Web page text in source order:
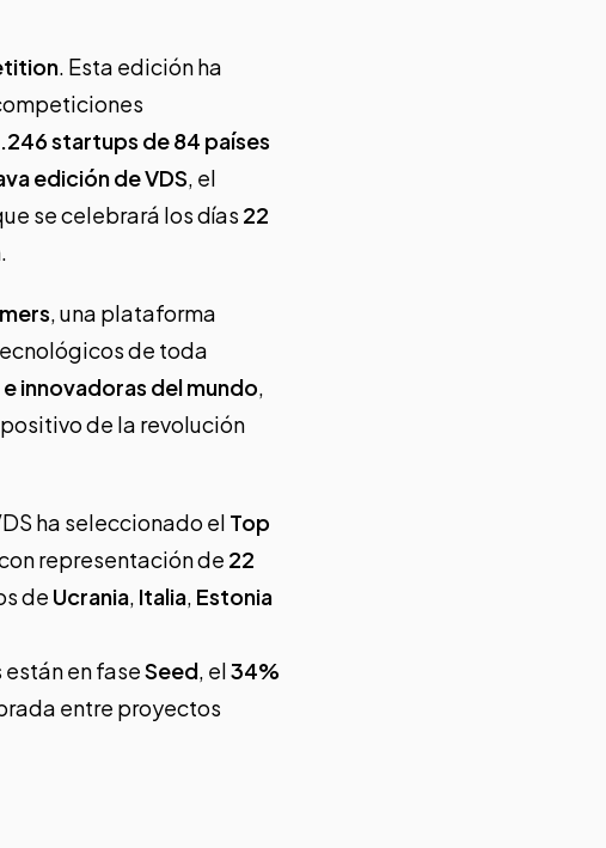
. Esta edición ha
startups de 84 países
edición de VDS, el
se celebrará los días 22
.
, una plataforma
de toda
innovadoras del mundo,
de la revolución
ha seleccionado el Top
representación de 22
de Ucrania, Italia, Estonia
en faseSeed, el34%
entre proyectos